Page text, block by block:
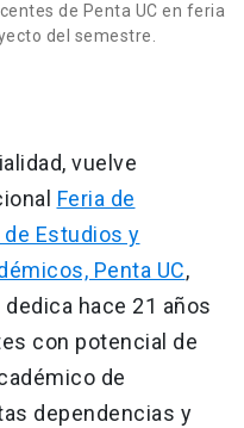
de Penta UC en feria
del semestre.
vuelve
Feria de
Estudios y
Penta UC,
hace 21 años
con potencial de
de
dependencias y